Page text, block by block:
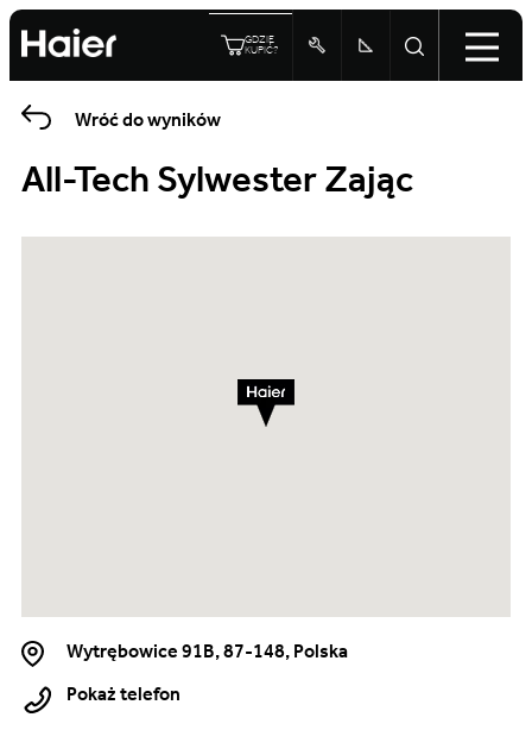
GDZIE
KUPIĆ?
Wróć do wyników
All-Tech Sylwester Zając
Wytrębowice 91B, 87-148, Polska
Pokaż telefon